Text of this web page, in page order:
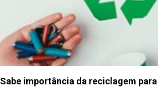
Sabe importância da reciclagem